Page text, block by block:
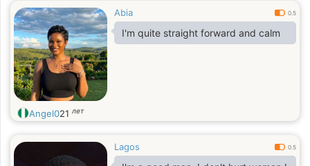
Abia 0.5
I'm quite straight forward and calm
Angel021 лет
Lagos 0.5